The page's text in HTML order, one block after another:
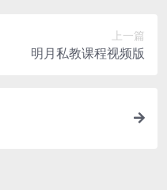
上一篇
明月私教课程视频版